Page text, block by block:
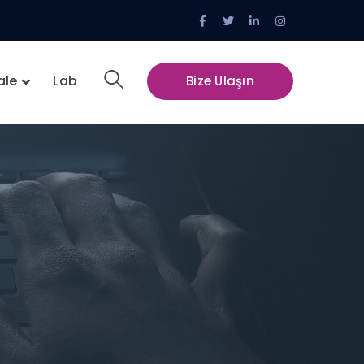
Facebook
Profile
Twitter
Profile
LinkedIn
Profile
Instagram
Profile
Bize Ulaşın
Lab